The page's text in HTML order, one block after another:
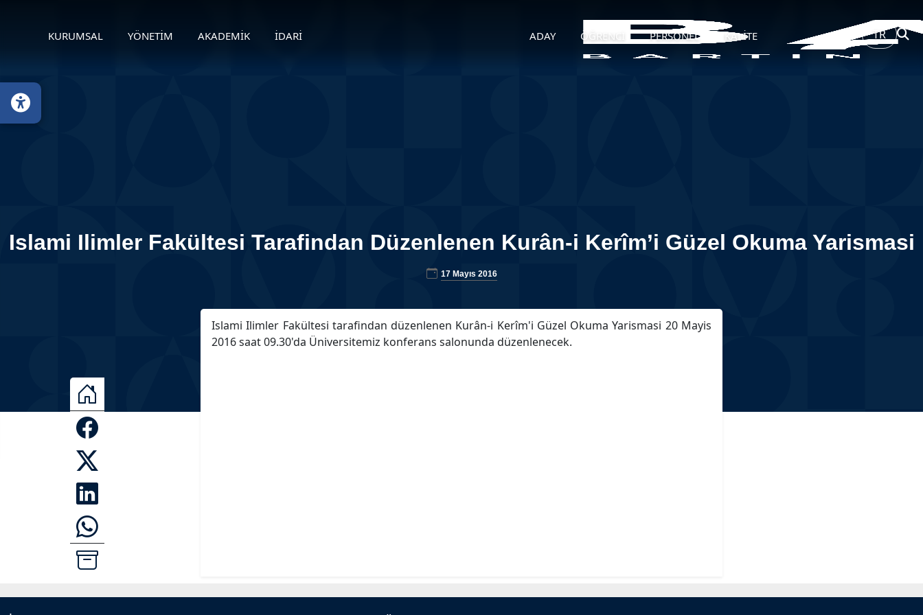
KURUMSAL YÖNETİM AKADEMİK İDARİ ADAY ÖĞRENCİ PERSONEL KALİTE TR
Islami Ilimler Fakültesi Tarafindan Düzenlenen Kurân-i Kerîm’i Güzel Okuma Yarismasi
17 Mayıs 2016
Islami Ilimler Fakültesi tarafindan düzenlenen Kurân-i Kerîm'i Güzel Okuma Yarismasi 20 Mayis
2016 saat 09.30'da Üniversitemiz konferans salonunda düzenlenecek.